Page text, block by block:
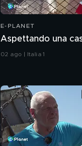
E-PLANET
Aspettando una
02 ago | Italia 1